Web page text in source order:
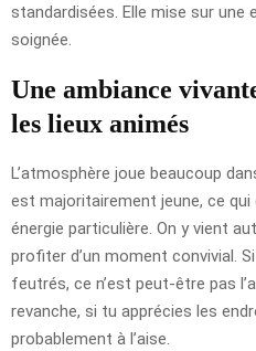
standardisées. Elle mise sur une
soignée.
Une ambiance
les lieux animés
L’atmosphère joue beaucoup
est majoritairement jeune, ce
énergie particulière. On y vient
profiter d’un moment convivial.
feutrés, ce n’est peut-être pas
revanche, si tu apprécies les
probablement à l’aise.